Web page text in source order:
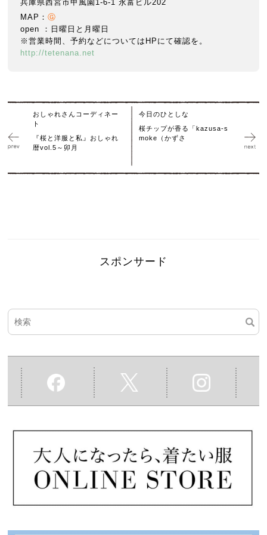
兵庫県西宮市甲風園1-6-1 永富ビル202
MAP：Ⓖ
open ：日曜日と月曜日
※営業時間、予約などについてはHPにて確認を。
http://tetenana.net
おしゃれさんコーディネー
ト
『桜と洋服と私』おしゃれ
暦vol.5～卯月
今日のひとしな
桜チップが香る「kazusa-s
moke（かずさ
スポンサード